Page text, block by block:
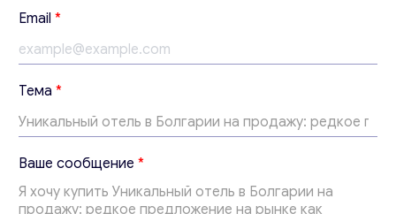
Т
е
м
а
В
а
ш
е
е
м
а
Email *
Тема *
Ваше сообщение *